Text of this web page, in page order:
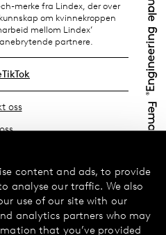
content and ads, to provide
analyse our traffic. We also
use of our site with our
analytics partners who may
that you’ve provided
merke fra Lindex, der over
om kvinnekroppen
mellom Lindex’
partnere.
TikTok
oss